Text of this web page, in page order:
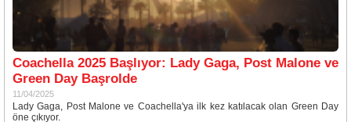
Coachella 2025 Başlıyor: Lady Gaga, Post Malone ve
Green Day Başrolde
11/04/2025
Lady Gaga, Post Malone ve Coachella'ya ilk kez katılacak olan Green Day
öne çıkıyor.